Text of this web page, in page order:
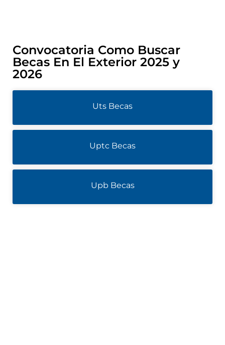
Convocatoria Como Buscar
Becas En El Exterior 2025 y
2026
Uts Becas
Uptc Becas
Upb Becas